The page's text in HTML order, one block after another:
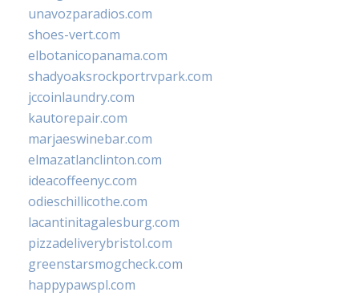
unavozparadios.com
shoes-vert.com
elbotanicopanama.com
shadyoaksrockportrvpark.com
jccoinlaundry.com
kautorepair.com
marjaeswinebar.com
elmazatlanclinton.com
ideacoffeenyc.com
odieschillicothe.com
lacantinitagalesburg.com
pizzadeliverybristol.com
greenstarsmogcheck.com
happypawspl.com